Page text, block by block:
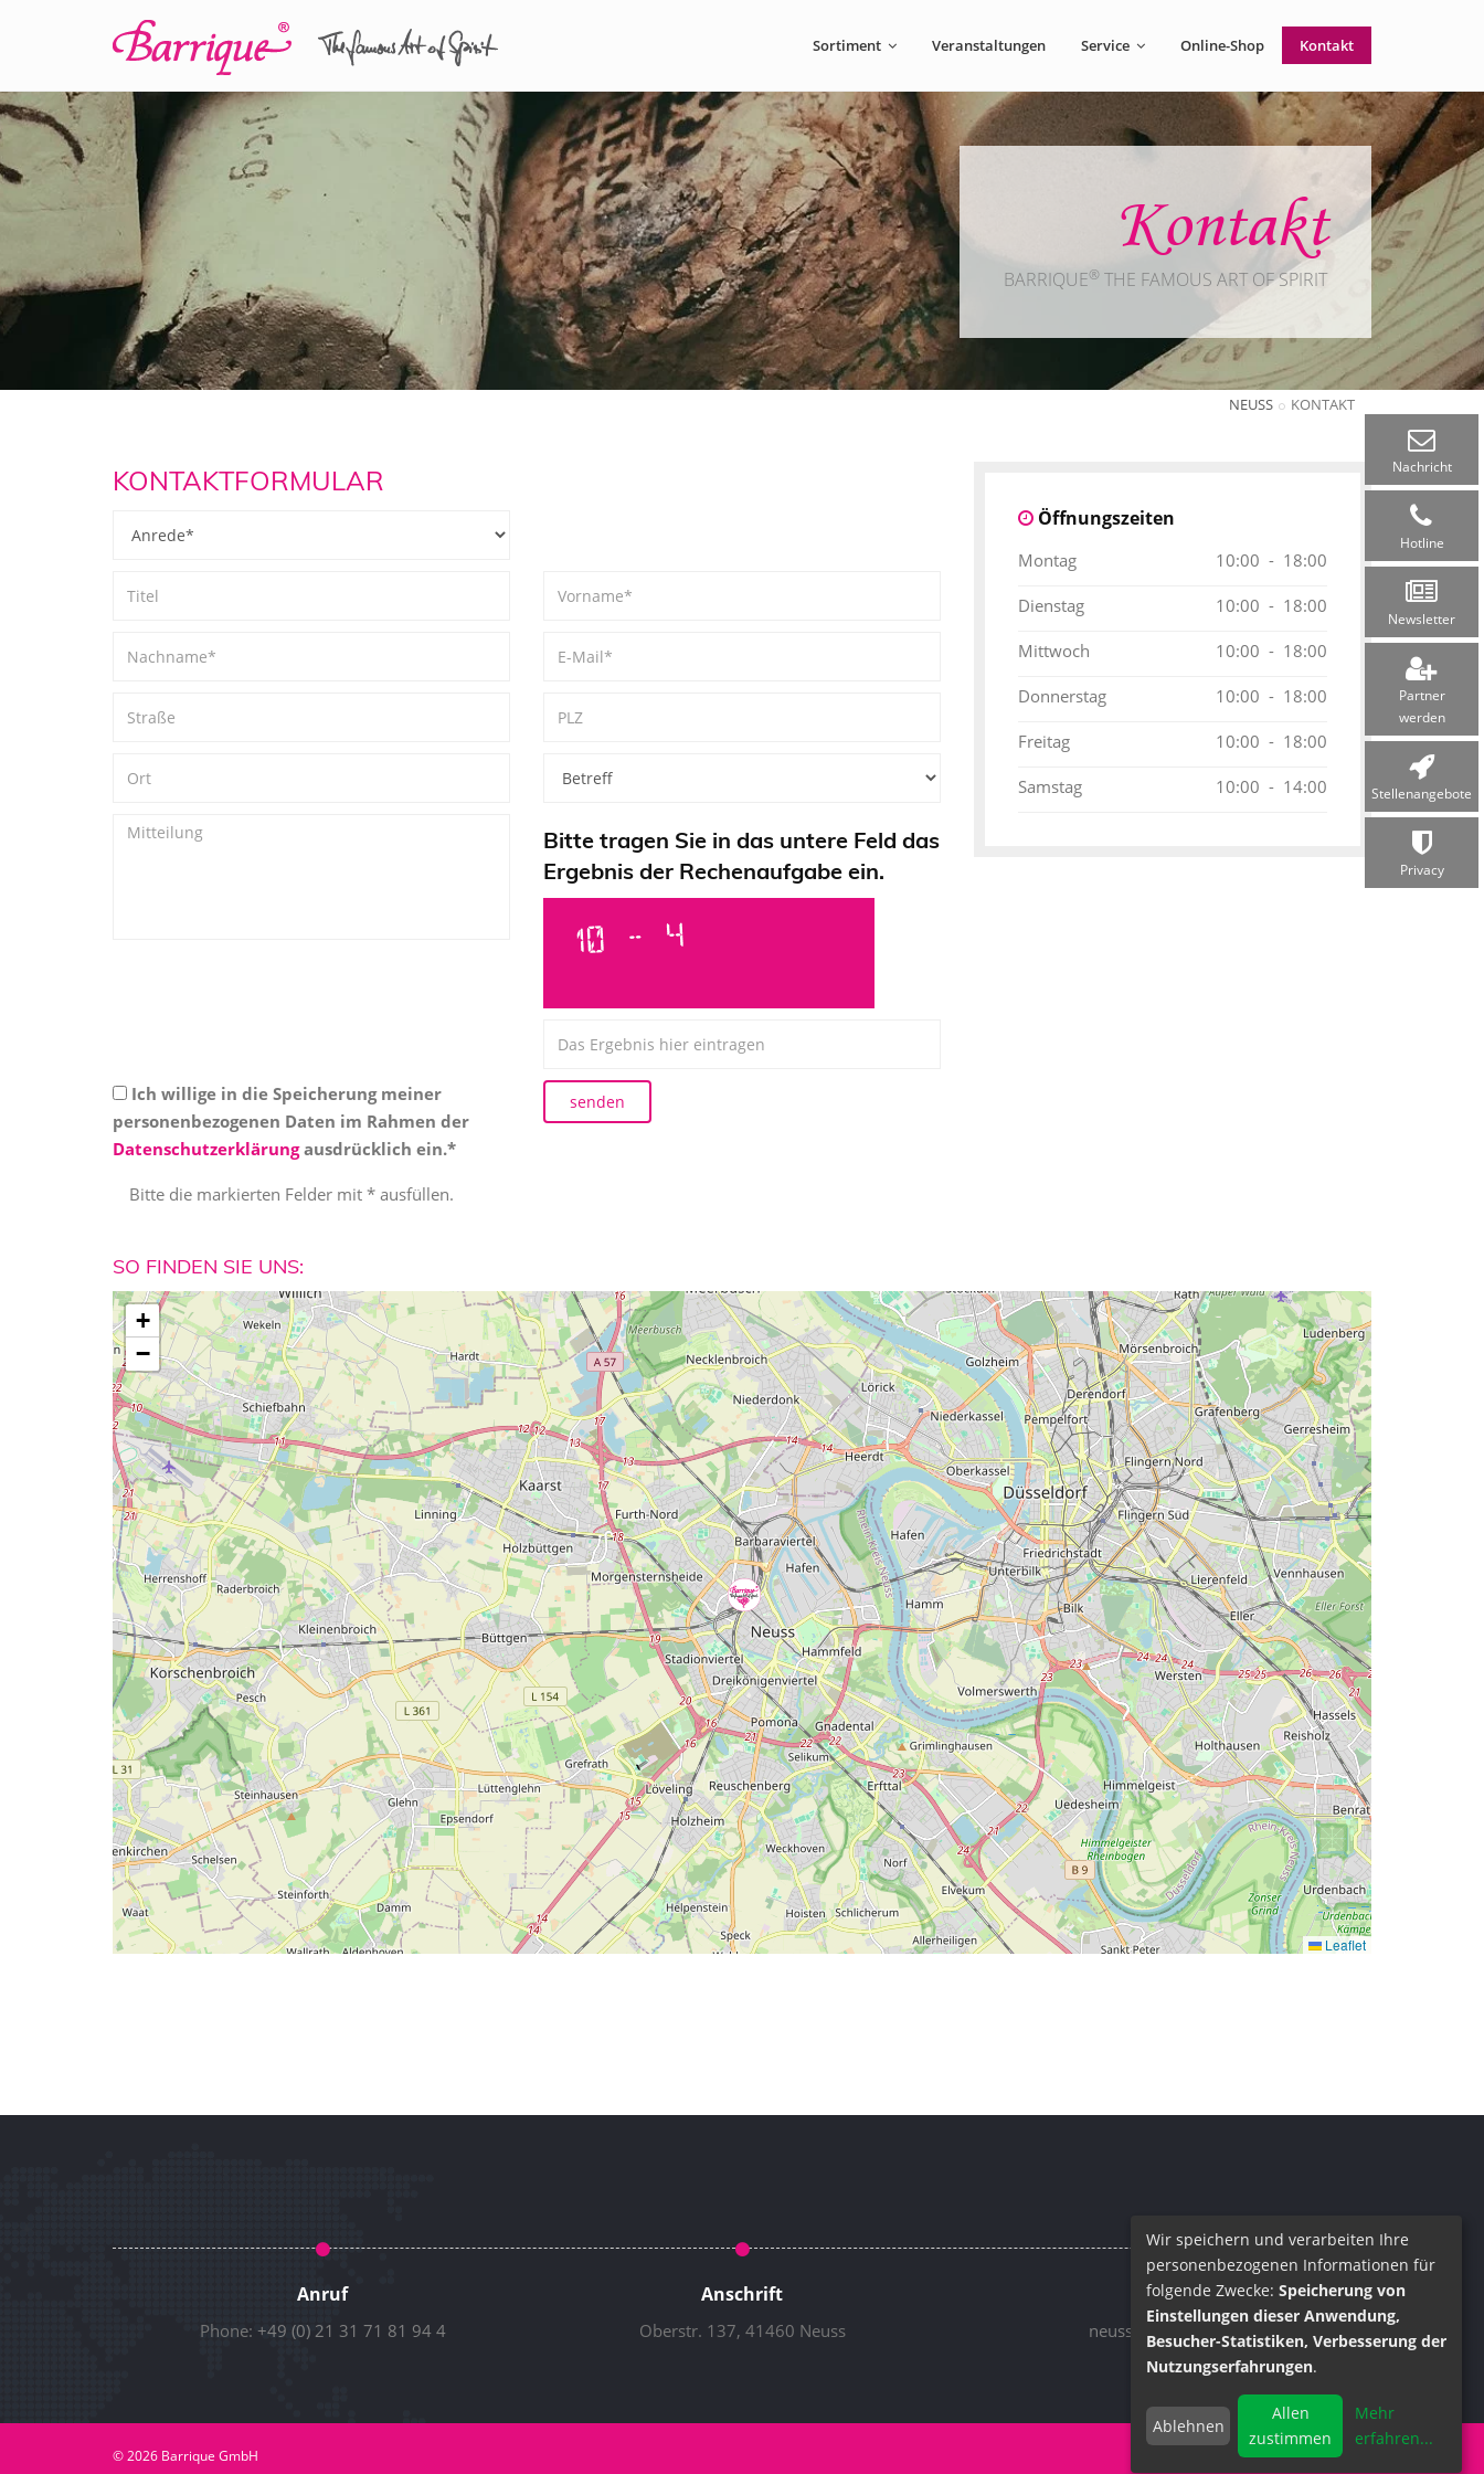
Sortiment Veranstaltungen Service Online-Shop Kontakt
Kontakt
BARRIQUE® THE FAMOUS ART OF SPIRIT
NEUSS KONTAKT
KONTAKTFORMULAR
Bitte tragen Sie in das untere Feld das
Ergebnis der Rechenaufgabe ein.
personenbezogenen Daten im Rahmen der
Datenschutzerklärungausdrücklich ein.*
Bitte die markierten Felder mit * ausfüllen.
Öffnungszeiten
Montag 10:00 - 18:00
Dienstag 10:00 - 18:00
Mittwoch 10:00 - 18:00
Donnerstag 10:00 - 18:00
Freitag 10:00 - 18:00
Samstag 10:00 - 14:00
SO FINDEN SIE UNS:
+
−
Leaflet
Anruf
Phone: +49 (0) 21 31 71 81 94 4
Anschrift
Oberstr. 137, 41460 Neuss
Email
neuss@barrique.de
© 2026 Barrique GmbH Impressum Datenschutz
Nachricht
Hotline
Newsletter
Partner
werden
Stellen­angebote
Privacy
Wir speichern und verarbeiten Ihre
personenbezogenen Informationen für
folgende Zwecke: Speicherung von
Einstellungen dieser Anwendung,
Besucher-Statistiken, Verbesserung der
Nutzungserfahrungen.
Ablehnen
Allen
zustimmen
Mehr
erfahren...